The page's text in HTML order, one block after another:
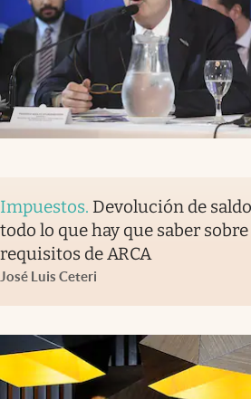
Impuestos. Devolución de
todo lo que hay que saber
requisitos de ARCA
José Luis Ceteri